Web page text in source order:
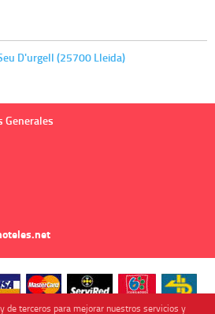
D'urgell (25700 Lleida)
Generales
de terceros para mejorar nuestros servicios y